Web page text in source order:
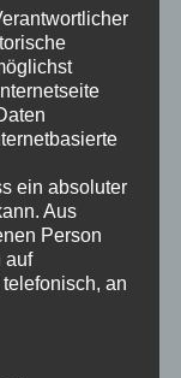
als
der
passend zu
einen
ein absoluter
Aus
Person
auf
an